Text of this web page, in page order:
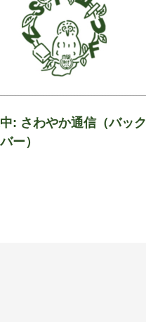
: さわやか通信（バック
ー）